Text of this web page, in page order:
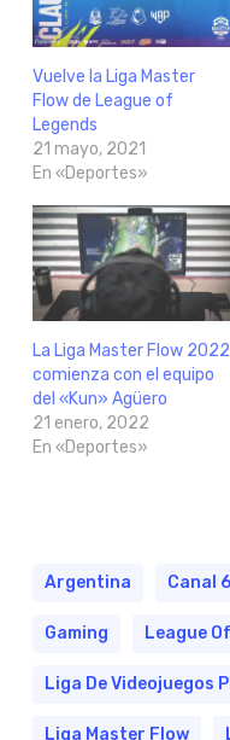
Vuelve la Liga Master
Flow de League of
Legends
21 mayo, 2021
En «Deportes»
La Liga Master Flow 2022
comienza con el equipo
del «Kun» Agüero
21 enero, 2022
En «Deportes»
Argentina Canal
Gaming League
Liga De Videojuegos
Liga Master Flow